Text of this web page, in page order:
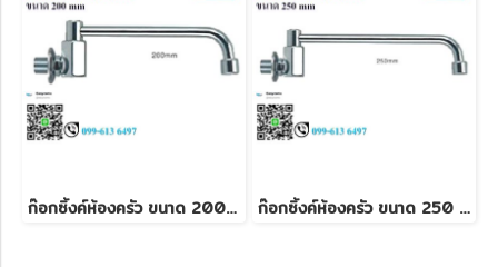
ก๊อกซิ้งค์ห้องครัว ขนาด 200 mm ก๊อกซิ้งค์ห้องครัว ขนาด 250 mm